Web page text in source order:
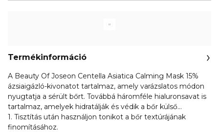
Termékinformáció
A Beauty Of Joseon Centella Asiatica Calming Mask 15%
ázsiaigázló-kivonatot tartalmaz, amely varázslatos módon
nyugtatja a sérült bőrt. Továbbá háromféle hialuronsavat is
tartalmaz, amelyek hidratálják és védik a bőr külső
védőrétegét, így nedvesen és egészségesen tartják a bőrt.
1. Tisztítás után használjon tonikot a bőr textúrájának
finomításához.